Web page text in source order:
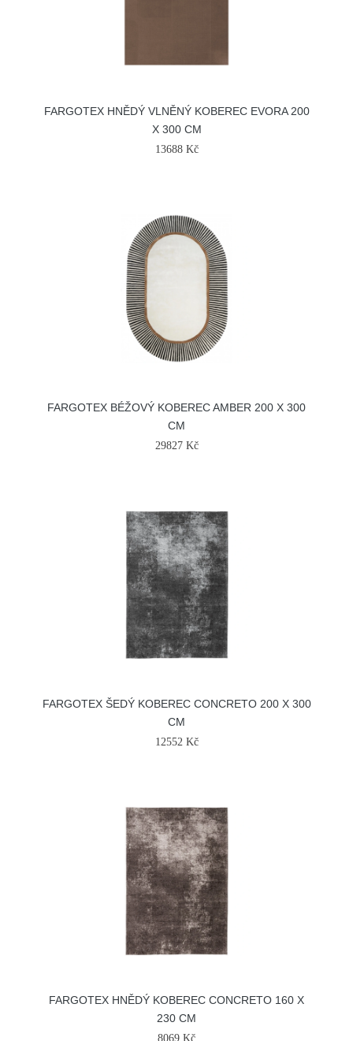
FARGOTEX HNĚDÝ VLNĚNÝ KOBEREC EVORA 200
X 300 CM
13688 Kč
FARGOTEX BÉŽOVÝ KOBEREC AMBER 200 X 300
CM
29827 Kč
FARGOTEX ŠEDÝ KOBEREC CONCRETO 200 X 300
CM
12552 Kč
FARGOTEX HNĚDÝ KOBEREC CONCRETO 160 X
230 CM
8069 Kč